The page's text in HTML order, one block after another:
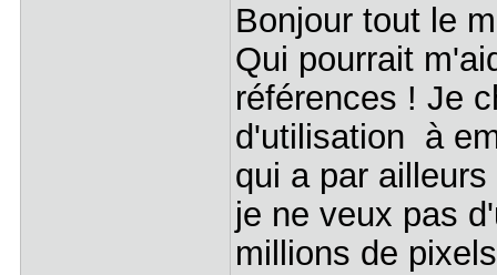
Bonjour tout le
Qui pourrait
références ! Je
d'utilisation à
qui a par
je ne veux pas
millions de